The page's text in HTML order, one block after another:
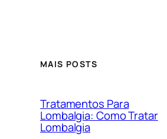
MAIS POSTS
Tratamentos Para
Lombalgia: Como Tratar
Lombalgia